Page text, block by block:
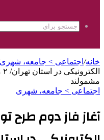
خانه/ اجتماعی > جامعه، شهری
مشمولند
اجتماعی > جامعه، شهری
آغاز فاز دوم طرح